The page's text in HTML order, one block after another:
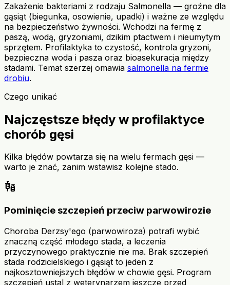
Zakażenie bakteriami z rodzaju Salmonella — groźne dla
gąsiąt (biegunka, osowienie, upadki) i ważne ze względu
na bezpieczeństwo żywności. Wchodzi na fermę z
paszą, wodą, gryzoniami, dzikim ptactwem i nieumytym
sprzętem. Profilaktyka to czystość, kontrola gryzoni,
bezpieczna woda i pasza oraz bioasekuracja między
stadami. Temat szerzej omawia salmonella na fermie
drobiu.
Czego unikać
Najczęstsze błędy w profilaktyce
chorób gęsi
Kilka błędów powtarza się na wielu fermach gęsi —
warto je znać, zanim wstawisz kolejne stado.
vaccines
Pominięcie szczepień przeciw parwowirozie
Choroba Derzsy'ego (parwowiroza) potrafi wybić
znaczną część młodego stada, a leczenia
przyczynowego praktycznie nie ma. Brak szczepień
stada rodzicielskiego i gąsiąt to jeden z
najkosztowniejszych błędów w chowie gęsi. Program
szczepień ustal z weterynarzem jeszcze przed